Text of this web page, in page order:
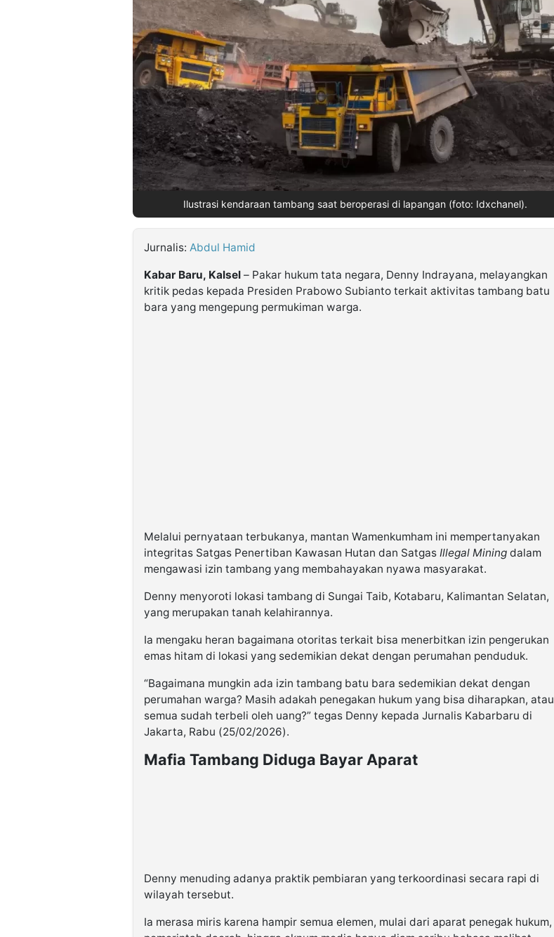
Ilustrasi kendaraan tambang saat beroperasi di lapangan (foto: Idxchanel).
Jurnalis: Abdul Hamid
Kabar Baru, Kalsel – Pakar hukum tata negara, Denny Indrayana, melayangkan
kritik pedas kepada Presiden Prabowo Subianto terkait aktivitas tambang batu
bara yang mengepung permukiman warga.
Melalui pernyataan terbukanya, mantan Wamenkumham ini mempertanyakan
integritas Satgas Penertiban Kawasan Hutan dan Satgas Illegal Mining dalam
mengawasi izin tambang yang membahayakan nyawa masyarakat.
Denny menyoroti lokasi tambang di Sungai Taib, Kotabaru, Kalimantan Selatan,
yang merupakan tanah kelahirannya.
Ia mengaku heran bagaimana otoritas terkait bisa menerbitkan izin pengerukan
emas hitam di lokasi yang sedemikian dekat dengan perumahan penduduk.
“Bagaimana mungkin ada izin tambang batu bara sedemikian dekat dengan
perumahan warga? Masih adakah penegakan hukum yang bisa diharapkan, atau
semua sudah terbeli oleh uang?” tegas Denny kepada Jurnalis Kabarbaru di
Jakarta, Rabu (25/02/2026).
Mafia Tambang Diduga Bayar Aparat
Denny menuding adanya praktik pembiaran yang terkoordinasi secara rapi di
wilayah tersebut.
Ia merasa miris karena hampir semua elemen, mulai dari aparat penegak hukum,